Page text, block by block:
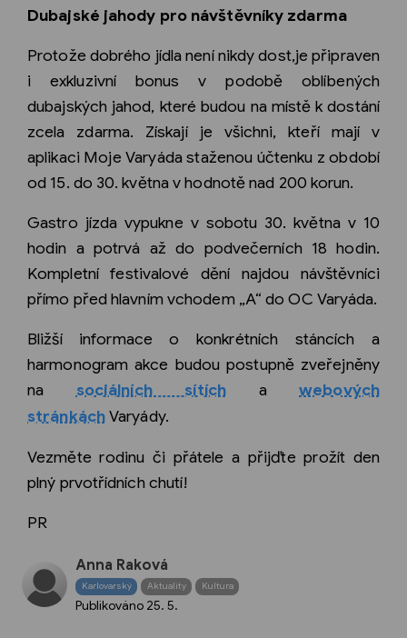
Dubajské jahody pro návštěvníky zdarma
Protože dobrého jídla není nikdy dost,je připraven
i exkluzivní bonus v podobě oblíbených
dubajských jahod, které budou na místě k dostání
zcela zdarma. Získají je všichni, kteří mají v
aplikaci Moje Varyáda staženou účtenku z období
od 15. do 30. května v hodnotě nad 200 korun.
Gastro jízda vypukne v sobotu 30. května v 10
hodin a potrvá až do podvečerních 18 hodin.
Kompletní festivalové dění najdou návštěvníci
přímo před hlavním vchodem „A“ do OC Varyáda.
Bližší informace o konkrétních stáncích a
harmonogram akce budou postupně zveřejněny
na sociálních sítíchawebových
stránkáchVaryády.
Vezměte rodinu či přátele a přijďte prožít den
plný prvotřídních chutí!
PR
Anna Raková
Karlovarský Aktuality Kultura
Publikováno 25. 5.